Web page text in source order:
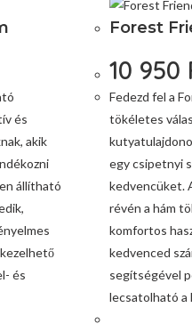
és
akik
állítható
és
Forest
10 950
Fedezd fel a
tökéletes
egy csipetnyi
kedvencüket.
révén a hám
komfortos
kedvenced
segítségével
lecsatolható a